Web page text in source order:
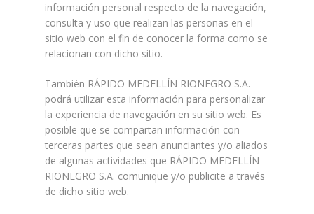
información personal respecto de la navegación,
consulta y uso que realizan las personas en el
sitio web con el fin de conocer la forma como se
relacionan con dicho sitio.
También RÁPIDO MEDELLÍN RIONEGRO S.A.
podrá utilizar esta información para personalizar
la experiencia de navegación en su sitio web. Es
posible que se compartan información con
terceras partes que sean anunciantes y/o aliados
de algunas actividades que RÁPIDO MEDELLÍN
RIONEGRO S.A. comunique y/o publicite a través
de dicho sitio web.